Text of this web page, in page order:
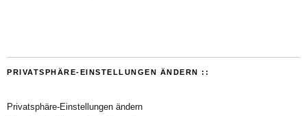
PRIVATSPHÄRE-EINSTELLUNGEN ÄNDERN ::
Privatsphäre-Einstellungen ändern